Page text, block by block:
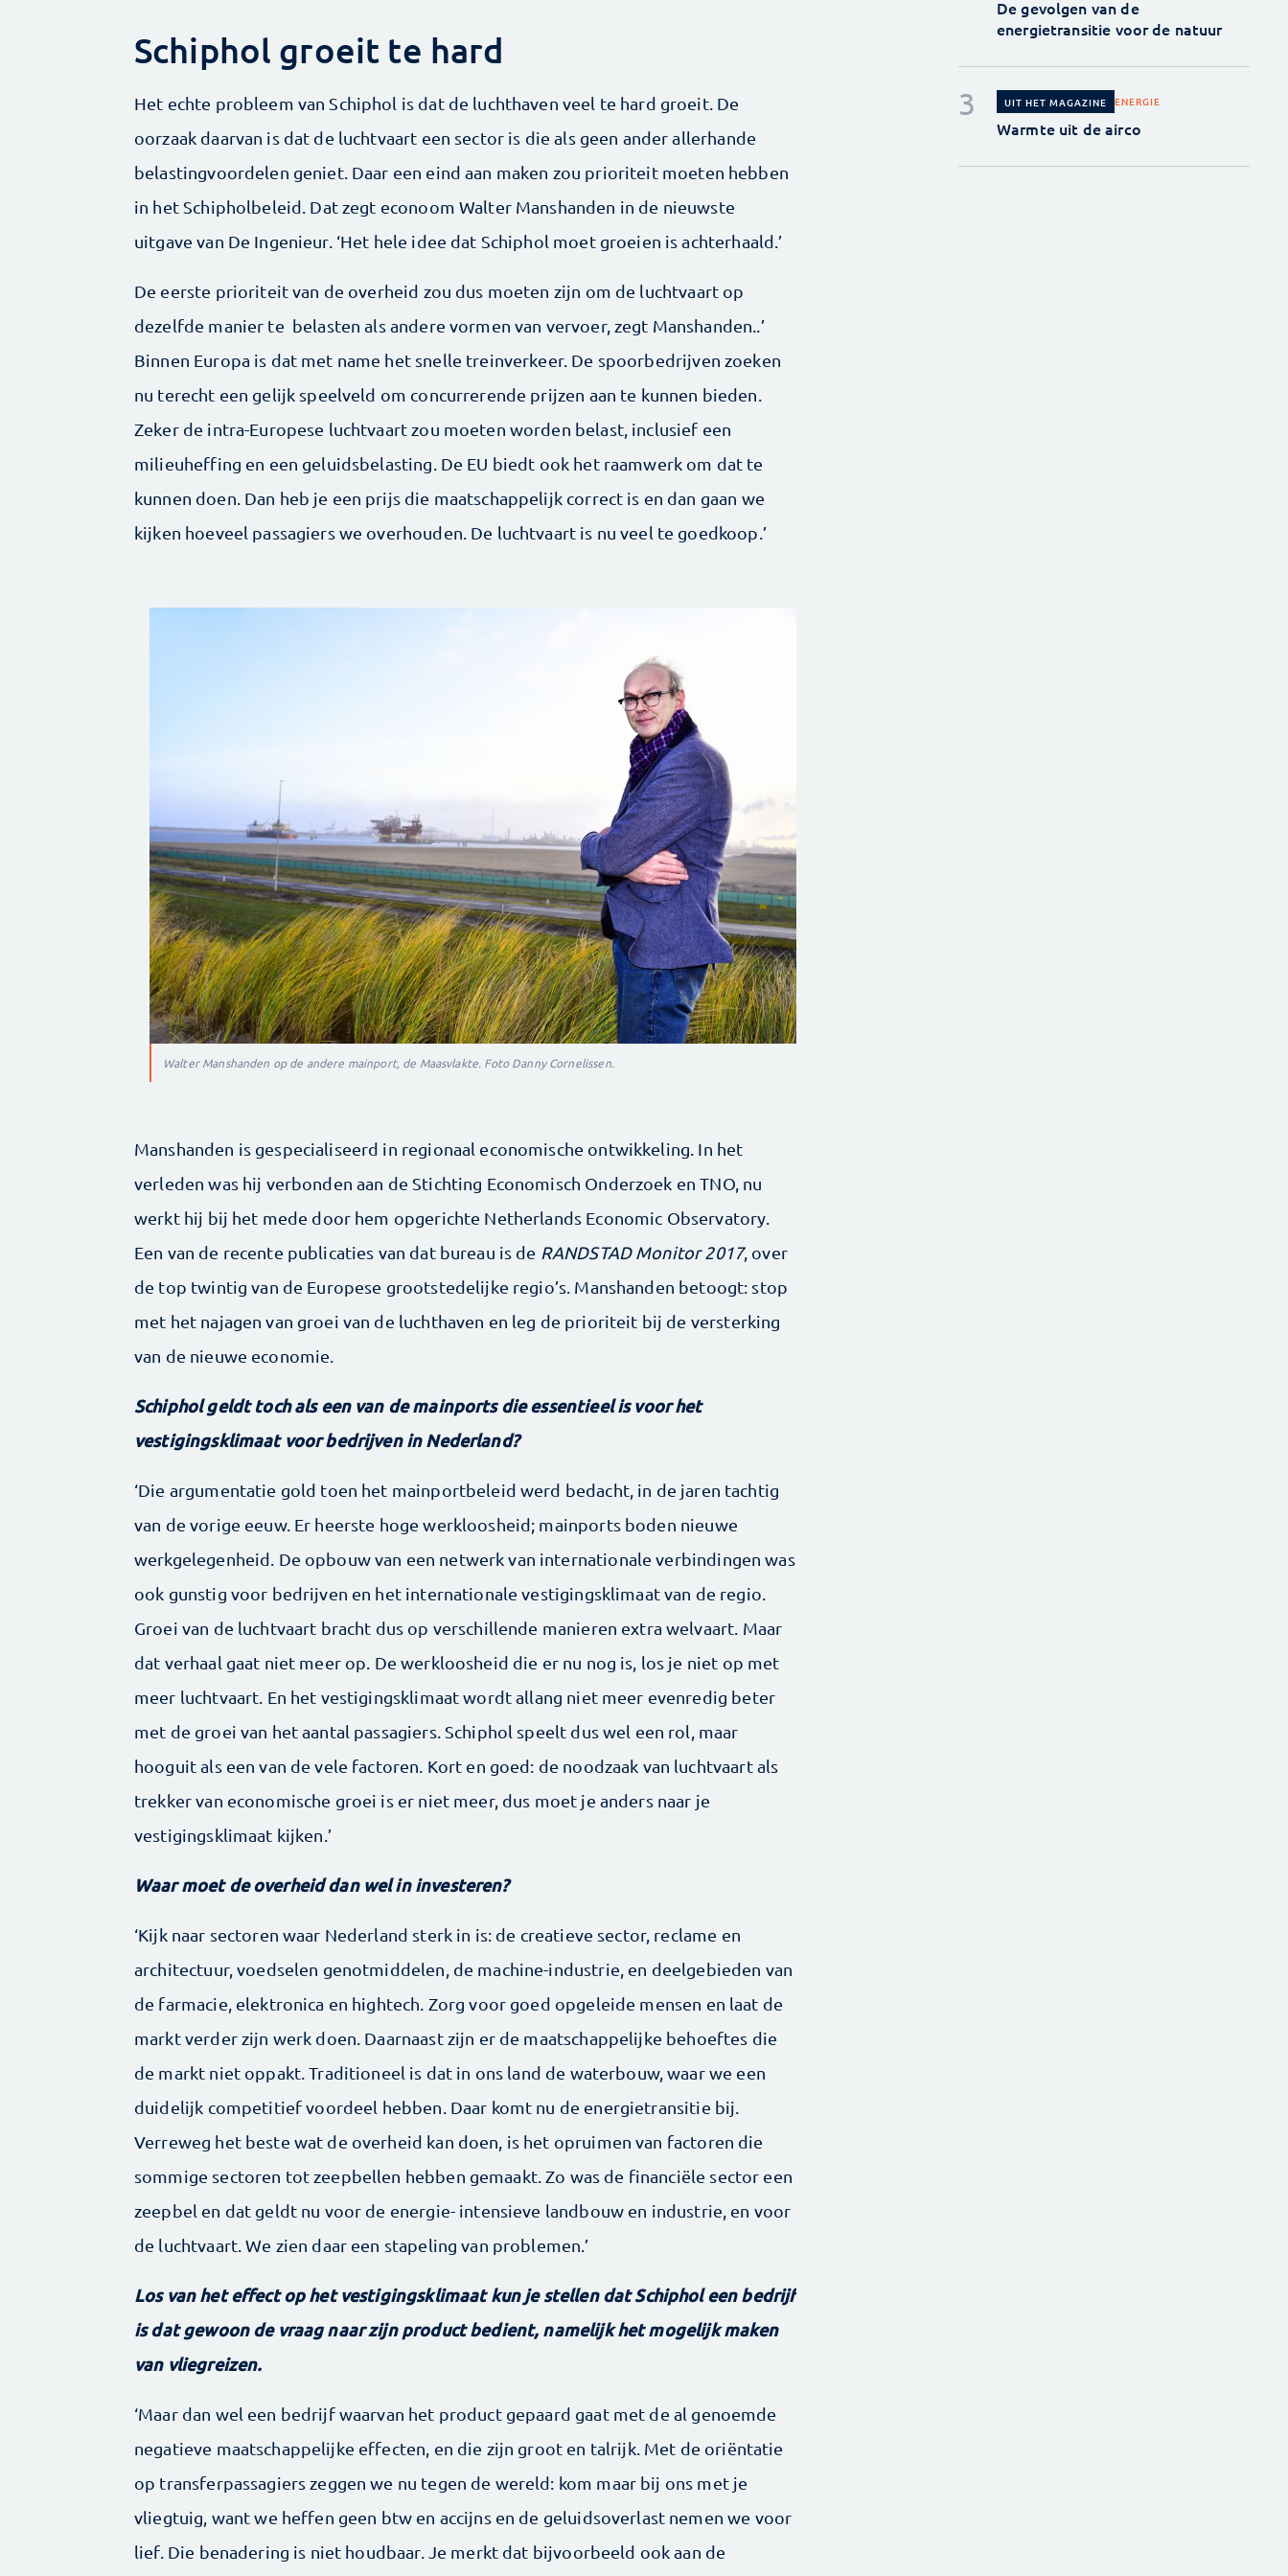
Schiphol groeit te hard
Het echte probleem van Schiphol is dat de luchthaven veel te hard groeit. De
oorzaak daarvan is dat de luchtvaart een sector is die als geen ander allerhande
belastingvoordelen geniet. Daar een eind aan maken zou prioriteit moeten hebben
in het Schipholbeleid. Dat zegt econoom Walter Manshanden in de nieuwste
uitgave van De Ingenieur. ‘Het hele idee dat Schiphol moet groeien is achterhaald.’
De eerste prioriteit van de overheid zou dus moeten zijn om de luchtvaart op
dezelfde manier te belasten als andere vormen van vervoer, zegt Manshanden..’
Binnen Europa is dat met name het snelle treinverkeer. De spoorbedrijven zoeken
nu terecht een gelijk speelveld om concurrerende prijzen aan te kunnen bieden.
Zeker de intra-Europese luchtvaart zou moeten worden belast, inclusief een
milieuheffing en een geluidsbelasting. De EU biedt ook het raamwerk om dat te
kunnen doen. Dan heb je een prijs die maatschappelijk correct is en dan gaan we
kijken hoeveel passagiers we overhouden. De luchtvaart is nu veel te goedkoop.’
Walter Manshanden op de andere mainport, de Maasvlakte. Foto Danny Cornelissen.
Manshanden is gespecialiseerd in regionaal economische ontwikkeling. In het
verleden was hij verbonden aan de Stichting Economisch Onderzoek en TNO, nu
werkt hij bij het mede door hem opgerichte Netherlands Economic Observatory.
Een van de recente publicaties van dat bureau is de RANDSTAD Monitor 2017, over
de top twintig van de Europese grootstedelijke regio’s. Manshanden betoogt: stop
met het najagen van groei van de luchthaven en leg de prioriteit bij de versterking
van de nieuwe economie.
Schiphol geldt toch als een van de mainports die essentieel is voor het
vestigingsklimaat voor bedrijven in Nederland?
‘Die argumentatie gold toen het mainportbeleid werd bedacht, in de jaren tachtig
van de vorige eeuw. Er heerste hoge werkloosheid; mainports boden nieuwe
werkgelegenheid. De opbouw van een netwerk van internationale verbindingen was
ook gunstig voor bedrijven en het internationale vestigingsklimaat van de regio.
Groei van de luchtvaart bracht dus op verschillende manieren extra welvaart. Maar
dat verhaal gaat niet meer op. De werkloosheid die er nu nog is, los je niet op met
meer luchtvaart. En het vestigingsklimaat wordt allang niet meer evenredig beter
met de groei van het aantal passagiers. Schiphol speelt dus wel een rol, maar
hooguit als een van de vele factoren. Kort en goed: de noodzaak van luchtvaart als
trekker van economische groei is er niet meer, dus moet je anders naar je
vestigingsklimaat kijken.’
Waar moet de overheid dan wel in investeren?
‘Kijk naar sectoren waar Nederland sterk in is: de creatieve sector, reclame en
architectuur, voedselen genotmiddelen, de machine-industrie, en deelgebieden van
de farmacie, elektronica en hightech. Zorg voor goed opgeleide mensen en laat de
markt verder zijn werk doen. Daarnaast zijn er de maatschappelijke behoeftes die
de markt niet oppakt. Traditioneel is dat in ons land de waterbouw, waar we een
duidelijk competitief voordeel hebben. Daar komt nu de energietransitie bij.
Verreweg het beste wat de overheid kan doen, is het opruimen van factoren die
sommige sectoren tot zeepbellen hebben gemaakt. Zo was de financiële sector een
zeepbel en dat geldt nu voor de energie- intensieve landbouw en industrie, en voor
de luchtvaart. We zien daar een stapeling van problemen.’
Los van het effect op het vestigingsklimaat kun je stellen dat Schiphol een bedrijf
is dat gewoon de vraag naar zijn product bedient, namelijk het mogelijk maken
van vliegreizen.
‘Maar dan wel een bedrijf waarvan het product gepaard gaat met de al genoemde
negatieve maatschappelijke effecten, en die zijn groot en talrijk. Met de oriëntatie
op transferpassagiers zeggen we nu tegen de wereld: kom maar bij ons met je
vliegtuig, want we heffen geen btw en accijns en de geluidsoverlast nemen we voor
lief. Die benadering is niet houdbaar. Je merkt dat bijvoorbeeld ook aan de
De gevolgen van de
energietransitie voor de natuur
UIT HET MAGAZINE ENERGIE
Warmte uit de airco